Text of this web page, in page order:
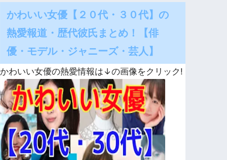
かわいい女優【２０代・３０代】の
熱愛報道・歴代彼氏まとめ！【俳
優・モデル・ジャニーズ・芸人】
かわいい女優の熱愛情報は↓の画像をクリック!